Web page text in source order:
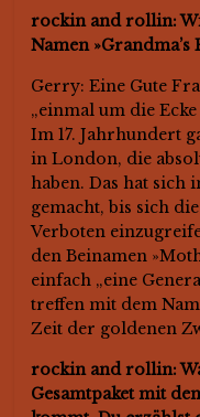
rockin and rollin:
Namen »Grandma’s
Gerry: Eine Gute
„einmal um die Ecke
Im 17. Jahrhundert
in London, die
haben. Das hat sich
gemacht, bis sich
Verboten
den Beinamen
einfach „eine
treffen mit dem
Zeit der goldenen
rockin and rollin:
Gesamtpaket mit